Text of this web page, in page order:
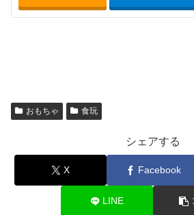
おもちゃ 食玩
シェアする
X Facebook
LINE